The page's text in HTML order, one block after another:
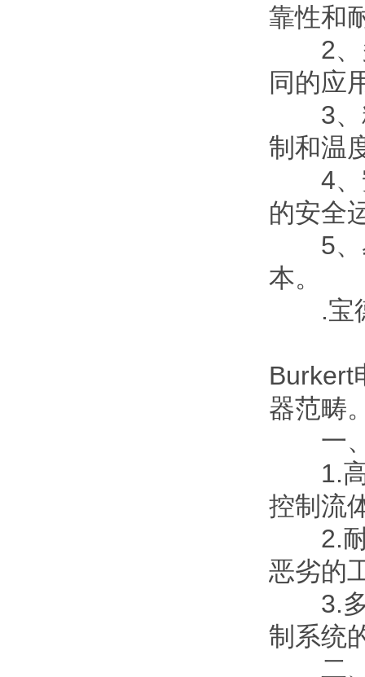
靠性和
2、多
同的应
3、精
制和温
4、安
的安全
5、易
本。
.宝德
Burkert
器范畴
一、
1.高
控制流
2.耐
恶劣的
3.多
制系统
二、